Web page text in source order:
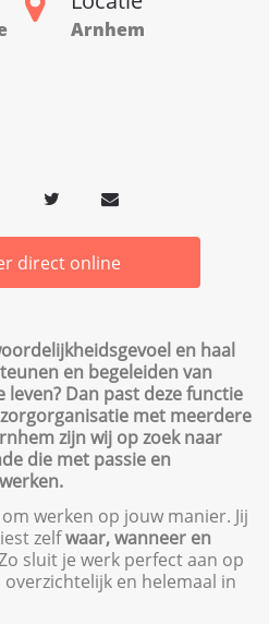
Arnhem
direct online
en haal
en begeleiden van
Dan past deze functie
met meerdere
zijn wij op zoek naar
die met passie en
werken op jouw manier. Jij
zelfwaar, wanneer en
sluit je werk perfect aan op
en helemaal in